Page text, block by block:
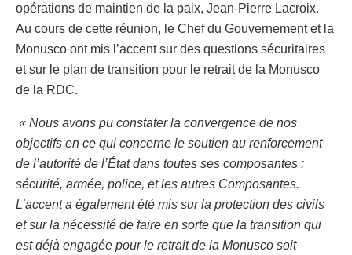
opérations de maintien de la paix, Jean-Pierre Lacroix.
Au cours de cette réunion, le Chef du Gouvernement et la
Monusco ont mis l’accent sur des questions sécuritaires
et sur le plan de transition pour le retrait de la Monusco
de la RDC.
« Nous avons pu constater la convergence de nos
objectifs en ce qui concerne le soutien au renforcement
de l’autorité de l’État dans toutes ses composantes :
sécurité, armée, police, et les autres Composantes.
L’accent a également été mis sur la protection des civils
et sur la nécessité de faire en sorte que la transition qui
est déjà engagée pour le retrait de la Monusco soit